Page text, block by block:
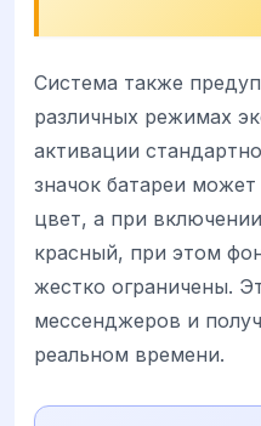
Система также
различных режимах
активации
значок батареи
цвет, а при
красный, при этом
жестко ограничены.
мессенджеров и
реальном времени.